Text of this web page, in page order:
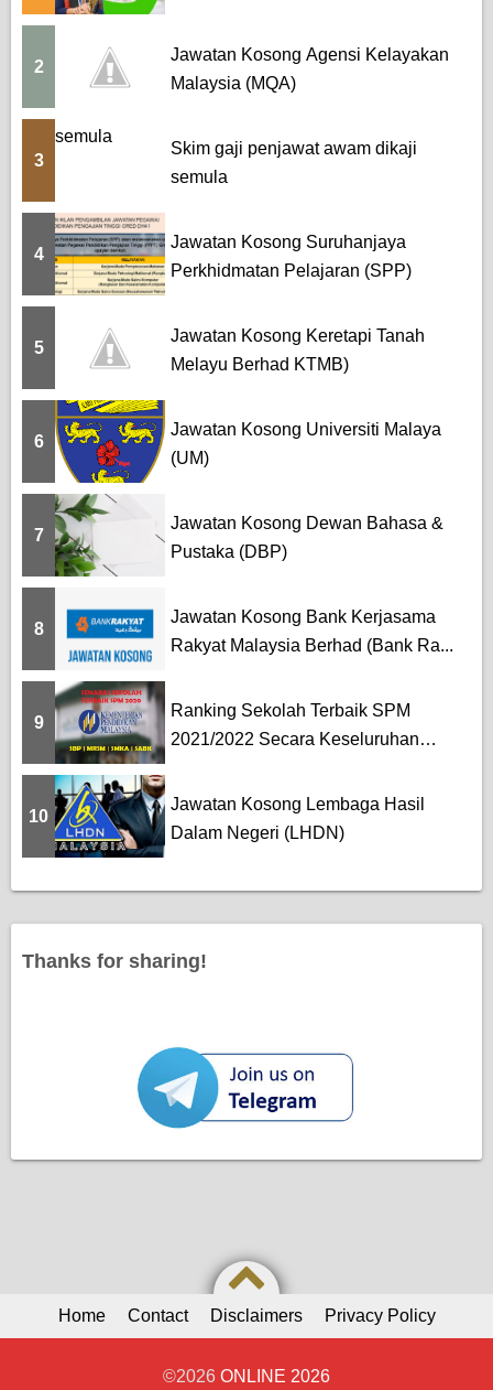
2
Jawatan Kosong Agensi Kelayakan
Malaysia (MQA)
3
Skim gaji penjawat awam dikaji
semula
4
Jawatan Kosong Suruhanjaya
Perkhidmatan Pelajaran (SPP)
5
Jawatan Kosong Keretapi Tanah
Melayu Berhad KTMB)
6
Jawatan Kosong Universiti Malaya
(UM)
7
Jawatan Kosong Dewan Bahasa &
Pustaka (DBP)
8
Jawatan Kosong Bank Kerjasama
Rakyat Malaysia Berhad (Bank Ra...
9
Ranking Sekolah Terbaik SPM
2021/2022 Secara Keseluruhan
10
Jawatan Kosong Lembaga Hasil
Dalam Negeri (LHDN)
Thanks for sharing!
Home Contact Disclaimers Privacy Policy
©2026 ONLINE 2026